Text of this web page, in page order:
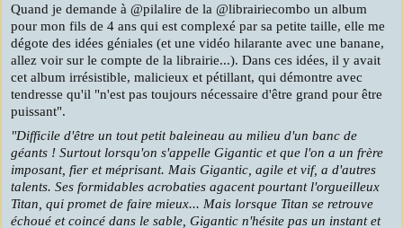
Quand je demande à @pilalire de la @librairiecombo un album
pour mon fils de 4 ans qui est complexé par sa petite taille, elle me
dégote des idées géniales (et une vidéo hilarante avec une banane,
allez voir sur le compte de la librairie...). Dans ces idées, il y avait
cet album irrésistible, malicieux et pétillant, qui démontre avec
tendresse qu'il "n'est pas toujours nécessaire d'être grand pour être
puissant".
"Difficile d'être un tout petit baleineau au milieu d'un banc de
géants ! Surtout lorsqu'on s'appelle Gigantic et que l'on a un frère
imposant, fier et méprisant. Mais Gigantic, agile et vif, a d'autres
talents. Ses formidables acrobaties agacent pourtant l'orgueilleux
Titan, qui promet de faire mieux... Mais lorsque Titan se retrouve
échoué et coincé dans le sable, Gigantic n'hésite pas un instant et